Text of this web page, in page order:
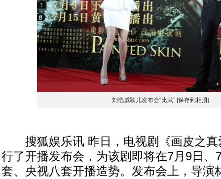
刘恺威颖儿发布会“比武” [保存到相册]
搜狐娱乐讯 昨日，电视剧《画皮之真
行了开播发布会，为该剧即将在7月9日、
套、央视八套开播造势。发布会上，导演